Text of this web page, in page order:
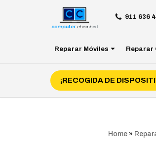
911 636
Reparar Móviles Reparar
¡RECOGIDA DE
Home »